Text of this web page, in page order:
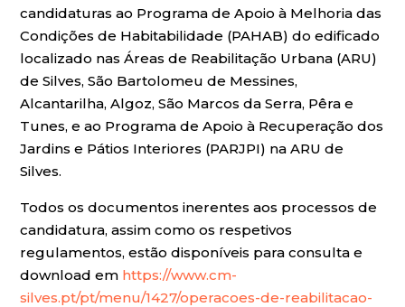
candidaturas ao Programa de Apoio à Melhoria das
Condições de Habitabilidade (PAHAB) do edificado
localizado nas Áreas de Reabilitação Urbana (ARU)
de Silves, São Bartolomeu de Messines,
Alcantarilha, Algoz, São Marcos da Serra, Pêra e
Tunes, e ao Programa de Apoio à Recuperação dos
Jardins e Pátios Interiores (PARJPI) na ARU de
Silves.
Todos os documentos inerentes aos processos de
candidatura, assim como os respetivos
regulamentos, estão disponíveis para consulta e
download em https://www.cm-
silves.pt/pt/menu/1427/operacoes-de-reabilitacao-